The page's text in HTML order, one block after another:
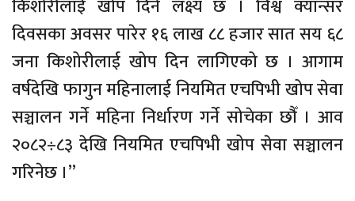
किशोरीलाई खोप दिने लक्ष्य छ । विश्व क्यान्सर
दिवसका अवसर पारेर १६ लाख ८८ हजार सात सय ६८
जना किशोरीलाई खोप दिन लागिएको छ । आगाम
वर्षदेखि फागुन महिनालाई नियमित एचपिभी खोप सेवा
सञ्चालन गर्ने महिना निर्धारण गर्ने सोचेका छौँ । आव
२०८२÷८३ देखि नियमित एचपिभी खोप सेवा सञ्चालन
गरिनेछ ।”